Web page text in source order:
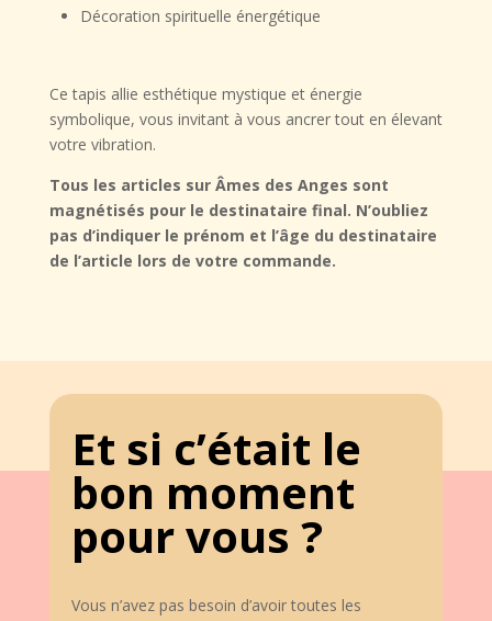
Décoration spirituelle énergétique
Ce tapis allie esthétique mystique et énergie
symbolique, vous invitant à vous ancrer tout en élevant
votre vibration.
Tous les articles sur Âmes des Anges sont
magnétisés pour le destinataire final. N’oubliez
pas d’indiquer le prénom et l’âge du destinataire
de l’article lors de votre commande.
Et si c’était le
bon moment
pour vous ?
Vous n’avez pas besoin d’avoir toutes les